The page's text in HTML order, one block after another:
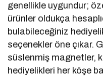
genellikle uygundur;
ürünler oldukça
bulabileceğiniz
seçenekler öne çıkar.
süslenmiş magnetler,
hediyelikleri her köşe